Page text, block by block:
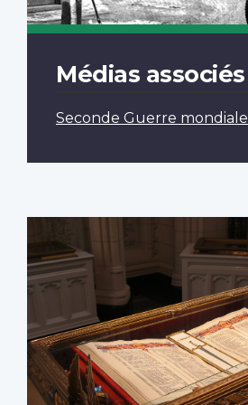
Médias associés
Seconde Guerre mondiale